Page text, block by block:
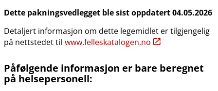
Dette pakningsvedlegget ble sist oppdatert 04.05.2026
Detaljert informasjon om dette legemidlet er tilgjengelig
på nettstedet til www.felleskatalogen.no
Påfølgende informasjon er bare beregnet
på helsepersonell: